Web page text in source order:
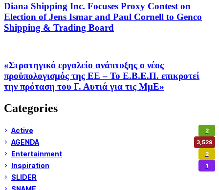
Diana Shipping Inc. Focuses Proxy Contest on
Election of Jens Ismar and Paul Cornell to Genco
Shipping & Trading Board
«Στρατηγικό εργαλείο ανάπτυξης ο νέος
προϋπολογισμός της ΕΕ – Το Ε.Β.Ε.Π. επικροτεί
την πρόταση του Γ. Αυτιά για τις ΜμΕ»
Categories
Active 2
AGENDA 3,529
Entertainment 2
Inspiration 1
SLIDER